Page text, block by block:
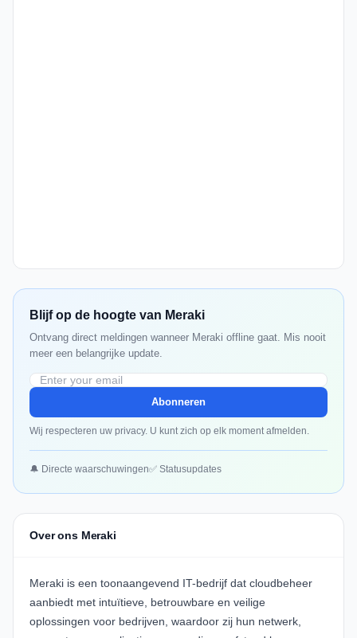
Blijf op de hoogte van Meraki
Ontvang direct meldingen wanneer Meraki offline gaat. Mis nooit
meer een belangrijke update.
Abonneren
Wij respecteren uw privacy. U kunt zich op elk moment afmelden.
🔔 Directe waarschuwingen✅ Statusupdates
Over ons Meraki
Meraki is een toonaangevend IT-bedrijf dat cloudbeheer
aanbiedt met intuïtieve, betrouwbare en veilige
oplossingen voor bedrijven, waardoor zij hun netwerk,